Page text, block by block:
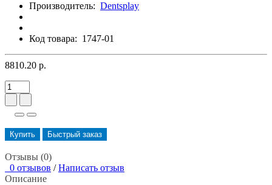
Производитель: Dentsplay
Код товара: 1747-01
8810.20 р.
Купить Быстрый заказ
Отзывы (0)
0 отзывов / Написать отзыв
Описание